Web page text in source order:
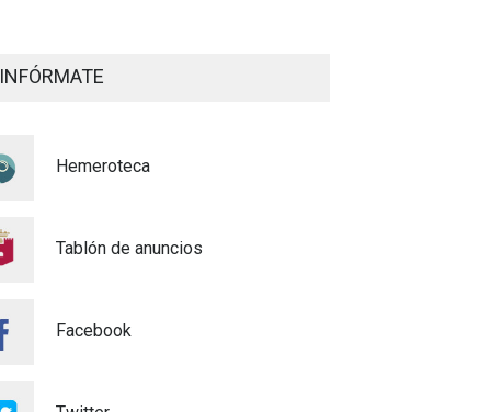
POEMAS - MARE DE DÉU DE
MATRICULACIÓ CURS
Educación 03/03/2026
VEHÍCULOS ELÉCTRICOS Y
Hemeroteca
Tablón de anuncios
Facebook